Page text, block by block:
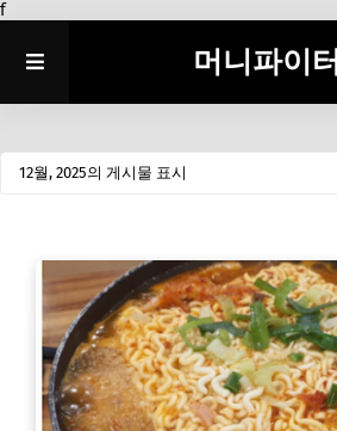
f
머니파이터
12월, 2025의 게시물 표시